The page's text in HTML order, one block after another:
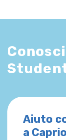
Aiuto
a